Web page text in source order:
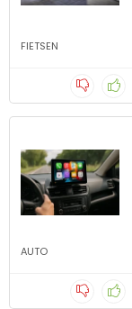
FIETSEN
AUTO